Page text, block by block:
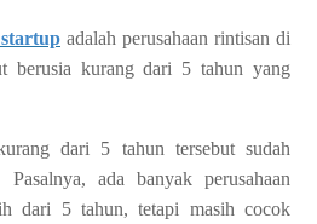
adalah perusahaan rintisan di
berusia kurang dari 5 tahun yang
dari 5 tahun tersebut sudah
ada banyak perusahaan
dari 5 tahun, tetapi masih cocok